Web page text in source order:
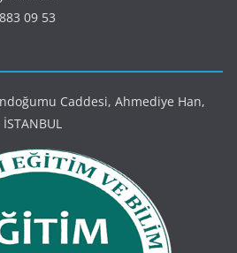
09 53
Caddesi, Ahmediye Han,